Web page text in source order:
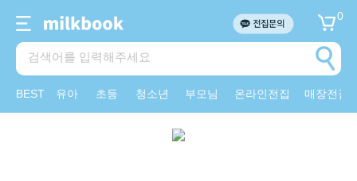
0
BEST 유아 초등 청소년 부모님 온라인전집 매장전집